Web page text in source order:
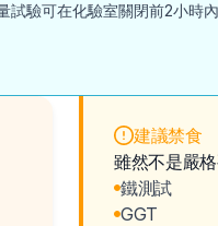
驗可在化驗室關閉前2小
建議禁食
雖然不是嚴
鐵測試
GGT